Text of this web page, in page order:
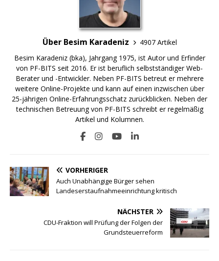
Über Besim Karadeniz
4907 Artikel
Besim Karadeniz (bka), Jahrgang 1975, ist Autor und Erfinder
von PF-BITS seit 2016. Er ist beruflich selbstständiger Web-
Berater und -Entwickler. Neben PF-BITS betreut er mehrere
weitere Online-Projekte und kann auf einen inzwischen über
25-jährigen Online-Erfahrungsschatz zurückblicken. Neben der
technischen Betreuung von PF-BITS schreibt er regelmäßig
Artikel und Kolumnen.
VORHERIGER
Auch Unabhängige Bürger sehen
Landeserstaufnahmeeinrichtung kritisch
NÄCHSTER
CDU-Fraktion will Prüfung der Folgen der
Grundsteuerreform